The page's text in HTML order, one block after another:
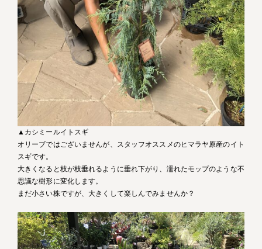
▲カシミールイトスギ
オリーブではございませんが、スタッフオススメのヒマラヤ原産のイト
スギです。
大きくなると枝が枝垂れるように垂れ下がり、濡れたモップのような不
思議な樹形に変化します。
まだ小さい株ですが、大きくして楽しんでみませんか？